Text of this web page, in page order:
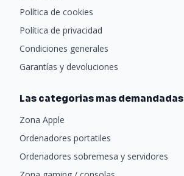
Política de cookies
Política de privacidad
Condiciones generales
Garantías y devoluciones
Las categorias mas demandadas
Zona Apple
Ordenadores portatiles
Ordenadores sobremesa y servidores